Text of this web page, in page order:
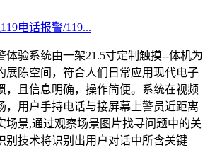
电话报警/119...
体验系统由一架21.5寸定制触摸--体机为
展陈空间，符合人们日常应用现代电子
，且信息明确，操作简便。系统在视频
，用户手持电话与接屏幕上警员近距离
场景,通过观察场景图片找寻问题中的关
别技术将识别出用户对话中所含关键